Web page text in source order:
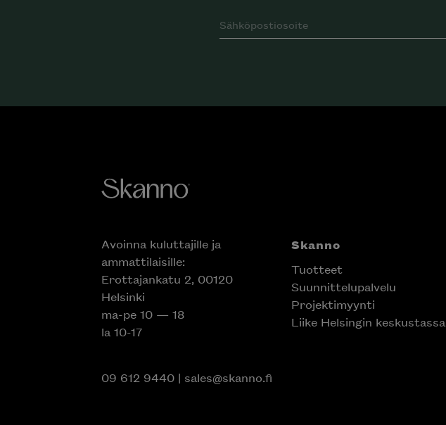
Avoinna kuluttajille ja
ammattilaisille:
Erottajankatu 2, 00120
Helsinki
ma-pe 10 — 18
la 10-17
09 612 9440| sales@skanno.fi
Skanno
Tuotteet
Suunnittelupalvelu
Projektimyynti
Liike Helsingin keskustassa